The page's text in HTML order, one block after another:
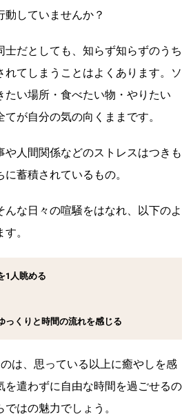
していませんか？
士だとしても、知らず知らずのうち
れてしまうことはよくあります。ソ
たい場所・食べたい物・やりたい
が自分の気の向くままです。
や人間関係などのストレスはつきも
蓄積されているもの。
んな日々の喧騒をはなれ、以下のよ
。
1人眺める
っくりと時間の流れを感じる
は、思っている以上に癒やしを感
を遣わずに自由な時間を過ごせるの
はの魅力でしょう。